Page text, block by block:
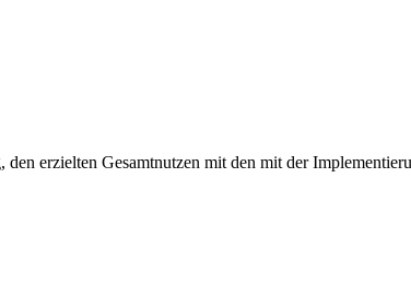
erzielten Gesamtnutzen mit den mit der